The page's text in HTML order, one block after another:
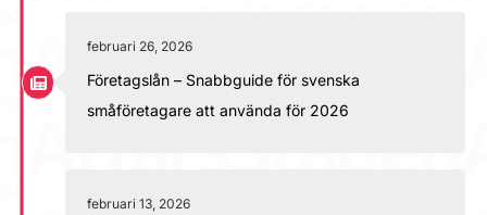
februari 26, 2026
Företagslån – Snabbguide för svenska
småföretagare att använda för 2026
februari 13, 2026